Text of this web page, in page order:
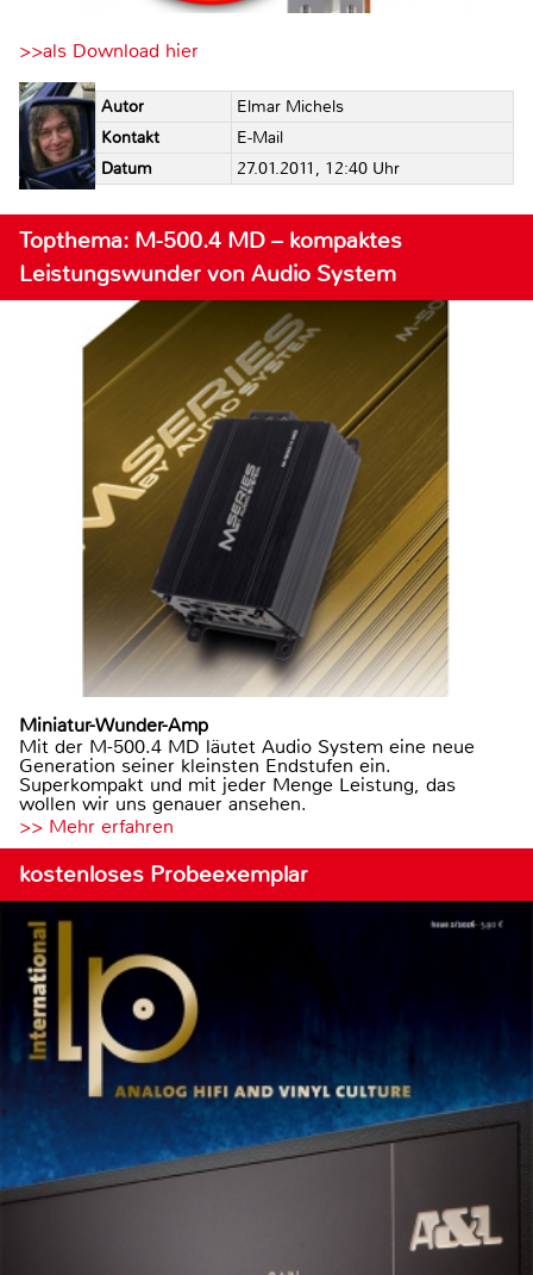
>>als Download hier
Autor
Elmar Michels
Kontakt
E-Mail
Datum
27.01.2011, 12:40 Uhr
Topthema: M-500.4 MD – kompaktes
Leistungswunder von Audio System
Miniatur-Wunder-Amp
Mit der M-500.4 MD läutet Audio System eine neue
Generation seiner kleinsten Endstufen ein.
Superkompakt und mit jeder Menge Leistung, das
wollen wir uns genauer ansehen.
>> Mehr erfahren
kostenloses Probeexemplar